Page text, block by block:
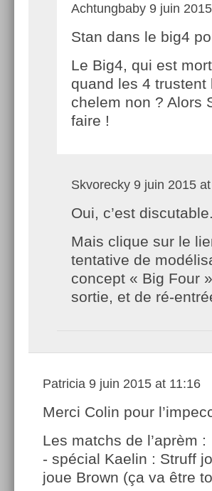
Achtungbaby 9 juin
Stan dans le big4
Le Big4, qui est
quand les 4
chelem non ? Alors
faire !
Skvorecky 9 juin 2015
Oui, c’est discutable.
Mais clique sur le
tentative de
concept « Big Four
sortie, et de ré-
Patricia 9 juin 2015 at 11:16
Merci Colin pour
Les matchs de l’aprèm :
- spécial Kaelin : Struff
joue Brown (ça va être